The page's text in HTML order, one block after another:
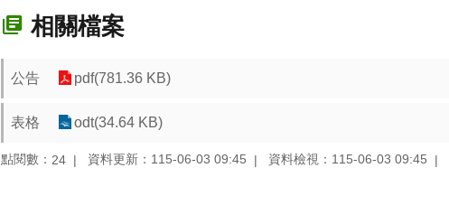
相關檔案
公告 pdf(781.36 KB)
表格 odt(34.64 KB)
點閱數： 24 資料更新：115-06-03 09:45 資料檢視：115-06-03 09:45